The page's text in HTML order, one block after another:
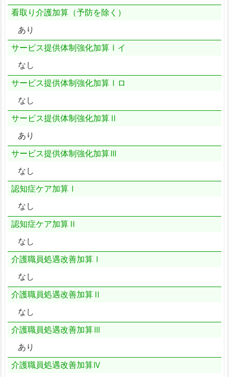
看取り介護加算（予防を除く）
あり
サービス提供体制強化加算Ⅰイ
なし
サービス提供体制強化加算Ⅰロ
なし
サービス提供体制強化加算Ⅱ
あり
サービス提供体制強化加算Ⅲ
なし
認知症ケア加算Ⅰ
なし
認知症ケア加算Ⅱ
なし
介護職員処遇改善加算Ⅰ
なし
介護職員処遇改善加算Ⅱ
なし
介護職員処遇改善加算Ⅲ
あり
介護職員処遇改善加算Ⅳ